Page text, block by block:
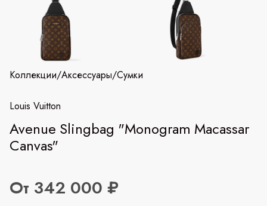
Коллекции/Аксессуары/Сумки
Louis Vuitton
Avenue Slingbag "Monogram Macassar
Canvas"
От 342 000 ₽